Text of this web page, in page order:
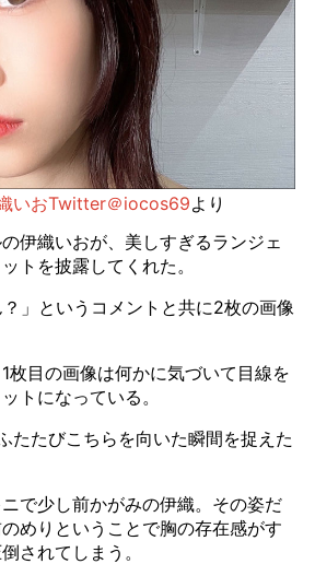
いおTwitter＠iocos69より
伊織いおが、美しすぎるランジェ
トを披露してくれた。
」というコメントと共に2枚の画像
目の画像は何かに気づいて目線を
トになっている。
たたびこちらを向いた瞬間を捉えた
で少し前かがみの伊織。その姿だ
めりということで胸の存在感がす
されてしまう。